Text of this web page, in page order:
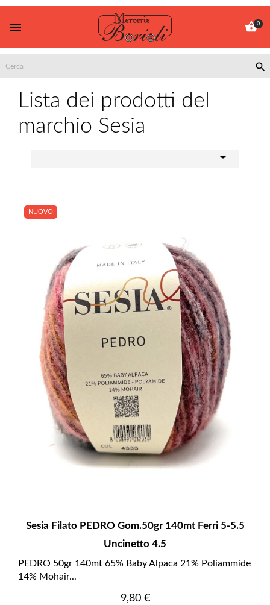
 0

Lista dei prodotti del
marchio Sesia

Sesia Filato PEDRO Gom.50gr 140mt Ferri 5-5.5
Uncinetto 4.5
PEDRO 50gr 140mt 65% Baby Alpaca 21% Poliammide
14% Mohair...
Prezzo
9,80 €
NUOVO